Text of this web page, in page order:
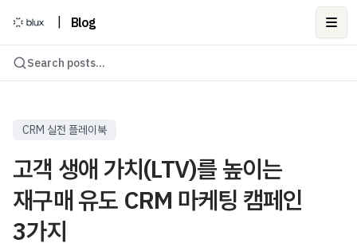
Blog
Search posts...
CRM 실전 플레이북
고객 생애 가치(LTV)를 높이는
재구매 유도 CRM 마케팅 캠페인
3가지